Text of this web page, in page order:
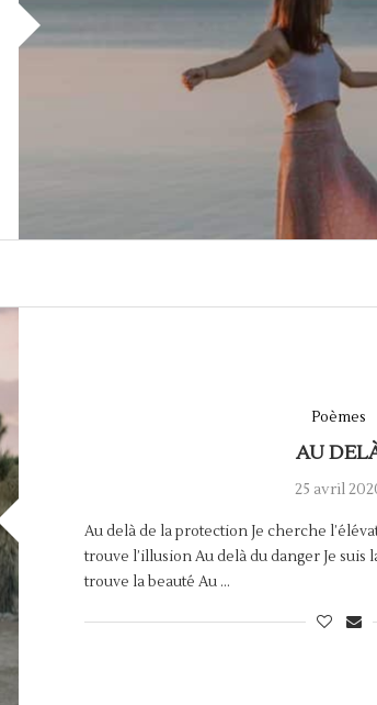
Poèmes
AU
25 avril
Au delà de la protection Je cherche
trouve l’illusion Au delà du danger Je suis
trouve la beauté Au …